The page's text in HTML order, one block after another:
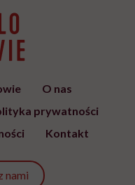
O nas
prywatności
Kontakt
nami